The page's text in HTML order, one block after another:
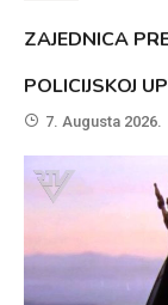
ZAJEDNICA
POLICIJSKOJ
7. Augusta 2026.